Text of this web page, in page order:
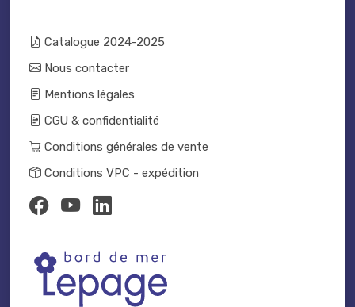
Catalogue 2024-2025
Nous contacter
Mentions légales
CGU & confidentialité
Conditions générales de vente
Conditions VPC - expédition